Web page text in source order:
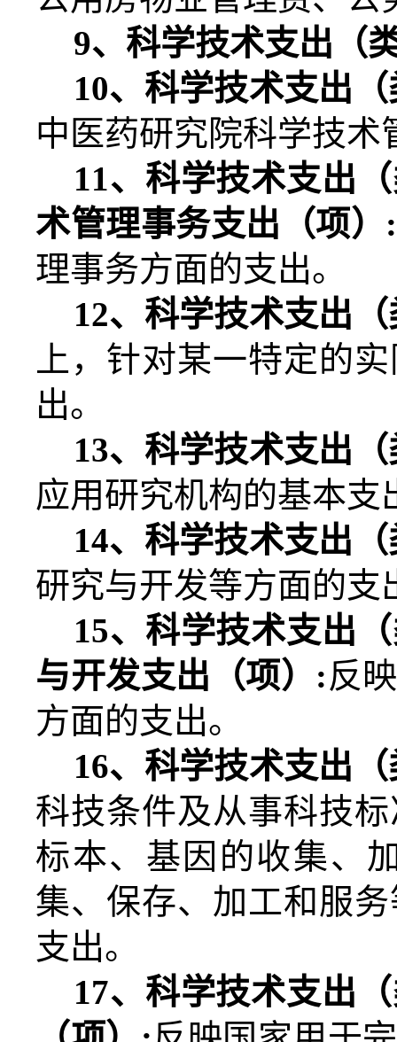
9、科学技术支出（
10、科学技术支出
中医药研究院科学技
11、科学技术支出
术管理事务支出（项） :
理事务方面的支出。
12、科学技术支出
上，针对某一特定的
出。
13、科学技术支出
应用研究机构的基本支
14、科学技术支出
研究与开发等方面的支
15、科学技术支出
与开发支出（项） :反
方面的支出。
16、科学技术支出
科技条件及从事科技
标本、基因的收集、
集、保存、加工和服
支出。
17、科学技术支出